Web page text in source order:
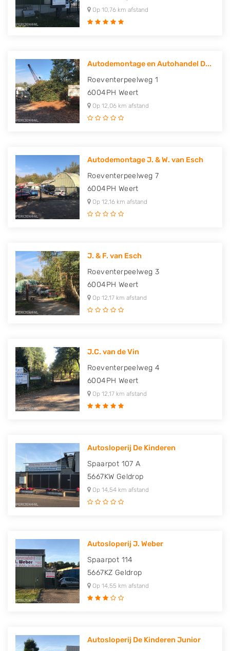
Op 10,76 km afstand
Autodemontage en Autohandel D...
Roeventerpeelweg 1
6004PH Weert
Op 12,06 km afstand
Autodemontage J. & W. van Esch
Roeventerpeelweg 7
6004PH Weert
Op 12,16 km afstand
J. & F. van Esch
Roeventerpeelweg 3
6004PH Weert
Op 12,17 km afstand
J.C. van de Vin
Roeventerpeelweg 4
6004PH Weert
Op 12,17 km afstand
Autosloperij De Kinderen
Spaarpot 107 A
5667KW Geldrop
Op 14,54 km afstand
Autosloperij J. Weber
Spaarpot 114
5667KZ Geldrop
Op 14,55 km afstand
Autosloperij De Kinderen Junior